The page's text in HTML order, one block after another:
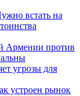
встать на
Армении против
угрозы для
устроен рынок